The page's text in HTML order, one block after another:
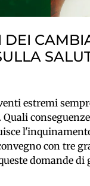
DEI
estremi
con tre
domande